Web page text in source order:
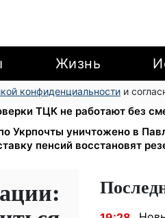
Жизнь
конфиденциальности и
дел и ВВК: юрист
ТЦК не работают без
Укрпочты уничтожено в
пенсий восстановят